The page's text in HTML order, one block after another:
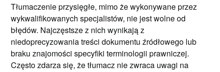
Tłumaczenie przysięgłe, mimo że wykonywane przez
wykwalifikowanych specjalistów, nie jest wolne od
błędów. Najczęstsze z nich wynikają z
niedoprecyzowania treści dokumentu źródłowego lub
braku znajomości specyfiki terminologii prawniczej.
Często zdarza się, że tłumacz nie zwraca uwagi na